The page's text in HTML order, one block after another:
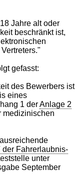
Jahre alt oder
beschränkt ist,
gefasst:
des Bewerbers ist
eines
1 derAnlage 2
medizinischen
der Fahrerlaubnis-
unter
September